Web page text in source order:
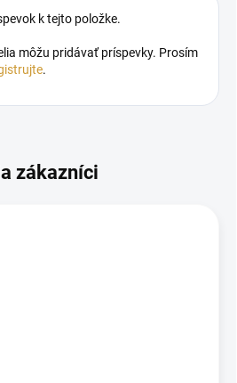
k tejto položke.
môžu pridávať príspevky. Prosím
.